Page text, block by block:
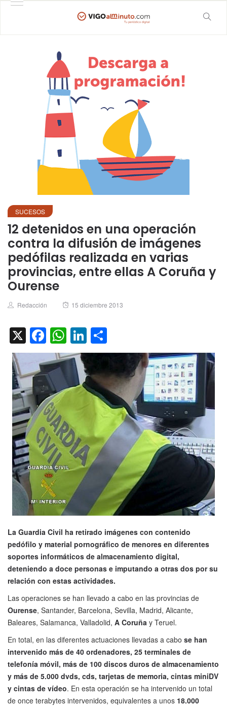
SUCESOS
12 detenidos en una operación
contra la difusión de imágenes
pedófilas realizada en varias
provincias, entre ellas A Coruña y
Ourense
Author
Redacción
Posted
15 diciembre 2013
X Facebook
WhatsApp
LinkedIn
La Guardia Civil ha retirado imágenes con contenido
pedófilo y material pornográfico de menores en diferentes
soportes informáticos de almacenamiento digital,
deteniendo a doce personas e imputando a otras dos por su
relación con estas actividades.
Las operaciones se han llevado a cabo en las provincias de
Ourense, Santander, Barcelona, Sevilla, Madrid, Alicante,
Baleares, Salamanca, Valladolid, A Coruña y Teruel.
En total, en las diferentes actuaciones llevadas a cabo se han
intervenido más de 40 ordenadores, 25 terminales de
telefonía móvil, más de 100 discos duros de almacenamiento
y más de 5.000 dvds, cds, tarjetas de memoria, cintas miniDV
y cintas de vídeo. En esta operación se ha intervenido un total
de once terabytes intervenidos, equivalentes a unos 18.000